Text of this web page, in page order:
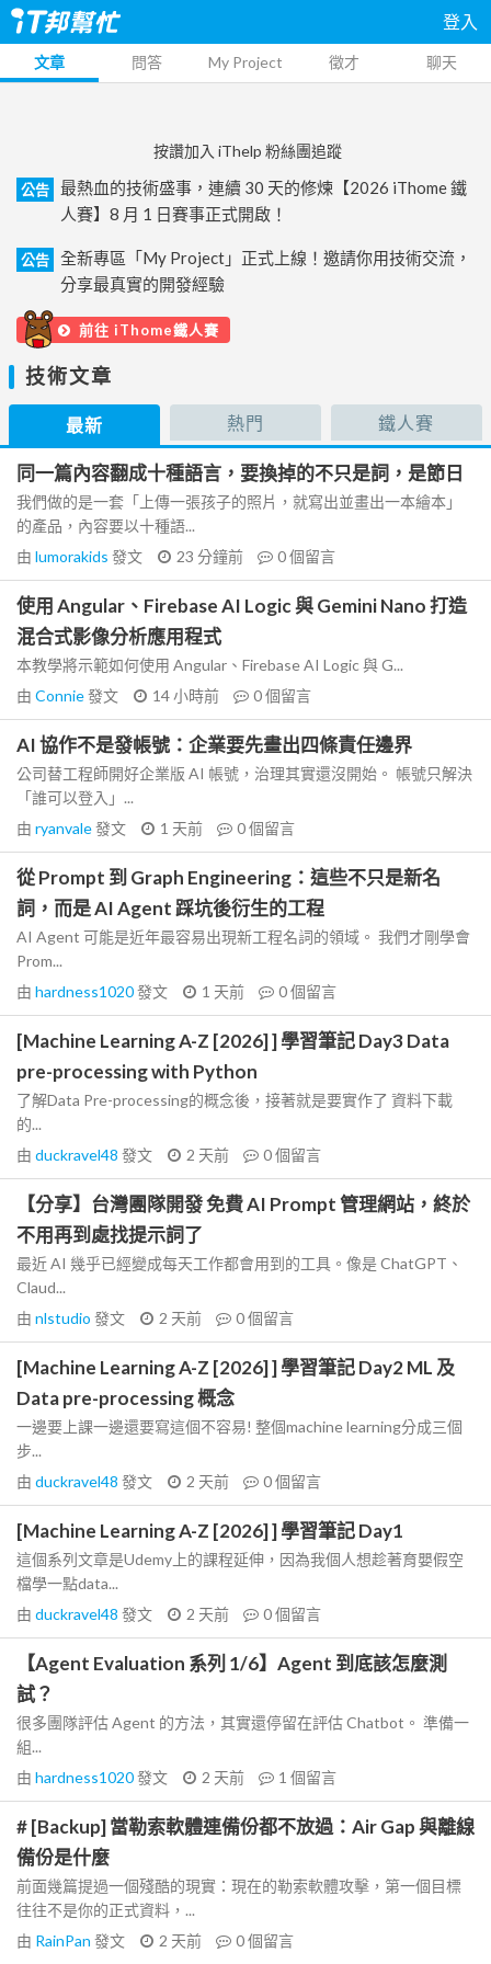
登入
文章 問答 My Project 徵才 聊天
按讚加入 iThelp 粉絲團追蹤
公告
最熱血的技術盛事，連續 30 天的修煉【2026 iThome 鐵
人賽】8 月 1 日賽事正式開啟！
公告
全新專區「My Project」正式上線！邀請你用技術交流，
分享最真實的開發經驗
前往 iThome鐵人賽
技術文章
最新 熱門 鐵人賽
同一篇內容翻成十種語言，要換掉的不只是詞，是節日
我們做的是一套「上傳一張孩子的照片，就寫出並畫出一本繪本」
的產品，內容要以十種語...
由 lumorakids 發文 23 分鐘前 0個留言
使用 Angular、Firebase AI Logic 與 Gemini Nano 打造
混合式影像分析應用程式
本教學將示範如何使用 Angular、Firebase AI Logic 與 G...
由 Connie發文 14 小時前 0個留言
AI 協作不是發帳號：企業要先畫出四條責任邊界
公司替工程師開好企業版 AI 帳號，治理其實還沒開始。 帳號只解決
「誰可以登入」...
由 ryanvale發文 1 天前 0個留言
從 Prompt 到 Graph Engineering：這些不只是新名
詞，而是 AI Agent 踩坑後衍生的工程
AI Agent 可能是近年最容易出現新工程名詞的領域。 我們才剛學會
Prom...
由 hardness1020發文 1 天前 0個留言
[Machine Learning A-Z [2026] ] 學習筆記 Day3 Data
pre-processing with Python
了解Data Pre-processing的概念後，接著就是要實作了 資料下載
的...
由 duckravel48 發文 2 天前 0個留言
【分享】台灣團隊開發 免費 AI Prompt 管理網站，終於
不用再到處找提示詞了
最近 AI 幾乎已經變成每天工作都會用到的工具。像是 ChatGPT、
Claud...
由 nlstudio 發文 2 天前 0個留言
[Machine Learning A-Z [2026] ] 學習筆記 Day2 ML 及
Data pre-processing 概念
一邊要上課一邊還要寫這個不容易! 整個machine learning分成三個
步...
由 duckravel48 發文 2 天前 0個留言
[Machine Learning A-Z [2026] ] 學習筆記 Day1
這個系列文章是Udemy上的課程延伸，因為我個人想趁著育嬰假空
檔學一點data...
由 duckravel48 發文 2 天前 0個留言
【Agent Evaluation 系列 1/6】Agent 到底該怎麼測
試？
很多團隊評估 Agent 的方法，其實還停留在評估 Chatbot。 準備一
組...
由 hardness1020發文 2 天前 1 個留言
# [Backup] 當勒索軟體連備份都不放過：Air Gap 與離線
備份是什麼
前面幾篇提過一個殘酷的現實：現在的勒索軟體攻擊，第一個目標
往往不是你的正式資料，...
由 RainPan 發文 2 天前 0個留言